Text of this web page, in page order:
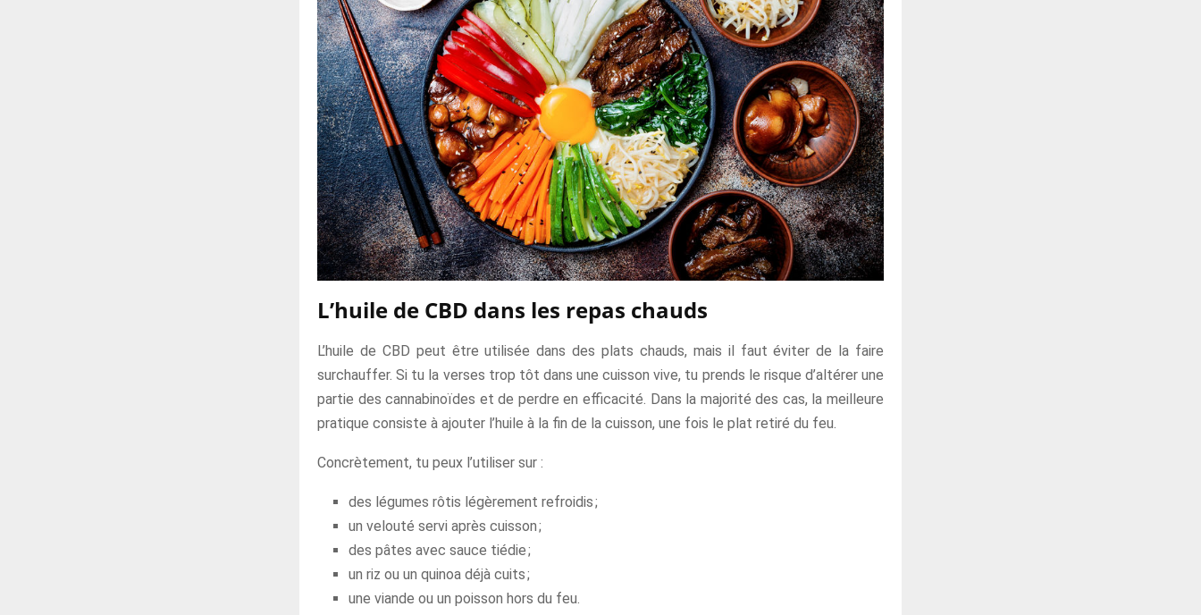
L’huile de CBD dans les repas chauds
L’huile de CBD peut être utilisée dans des plats chauds, mais il faut éviter de la faire
surchauffer. Si tu la verses trop tôt dans une cuisson vive, tu prends le risque d’altérer une
partie des cannabinoïdes et de perdre en efficacité. Dans la majorité des cas, la meilleure
pratique consiste à ajouter l’huile à la fin de la cuisson, une fois le plat retiré du feu.
Concrètement, tu peux l’utiliser sur :
des légumes rôtis légèrement refroidis ;
un velouté servi après cuisson ;
des pâtes avec sauce tiédie ;
un riz ou un quinoa déjà cuits ;
une viande ou un poisson hors du feu.